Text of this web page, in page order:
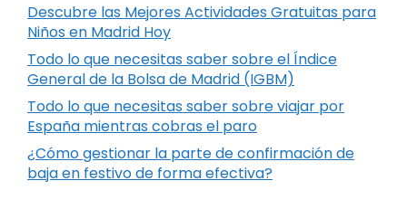
Descubre las Mejores Actividades Gratuitas para
Niños en Madrid Hoy
Todo lo que necesitas saber sobre el Índice
General de la Bolsa de Madrid (IGBM)
Todo lo que necesitas saber sobre viajar por
España mientras cobras el paro
¿Cómo gestionar la parte de confirmación de
baja en festivo de forma efectiva?